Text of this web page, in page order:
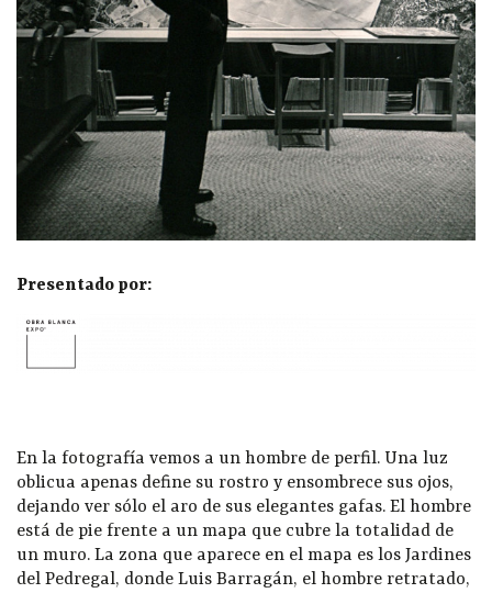
Presentado por:
En la fotografía vemos a un hombre de perfil. Una luz
oblicua apenas define su rostro y ensombrece sus ojos,
dejando ver sólo el aro de sus elegantes gafas. El hombre
está de pie frente a un mapa que cubre la totalidad de
un muro. La zona que aparece en el mapa es los Jardines
del Pedregal, donde Luis Barragán, el hombre retratado,